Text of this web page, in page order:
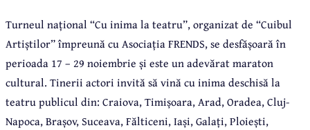
Turneul național “Cu inima la teatru”, organizat de “Cuibul
Artiștilor” împreună cu Asociația FRENDS, se desfășoară în
perioada 17 – 29 noiembrie și este un adevărat maraton
cultural. Tinerii actori invită să vină cu inima deschisă la
teatru publicul din: Craiova, Timișoara, Arad, Oradea, Cluj-
Napoca, Brașov, Suceava, Fălticeni, Iași, Galați, Ploiești,